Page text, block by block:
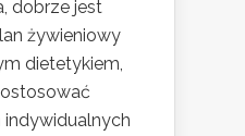
dobrze jest
żywieniowy
dietetykiem,